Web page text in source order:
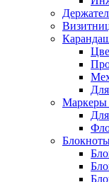
Маркеры